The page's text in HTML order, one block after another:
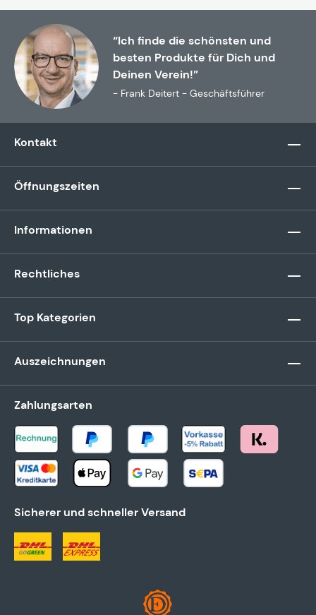
“Ich finde die schönsten und
besten Produkte für Dich und
Deinen Verein!”
- Frank Deitert - Geschäftsführer
Kontakt
Öffnungszeiten
Informationen
Rechtliches
Top Kategorien
Auszeichnungen
Zahlungsarten
Sicherer und schneller Versand